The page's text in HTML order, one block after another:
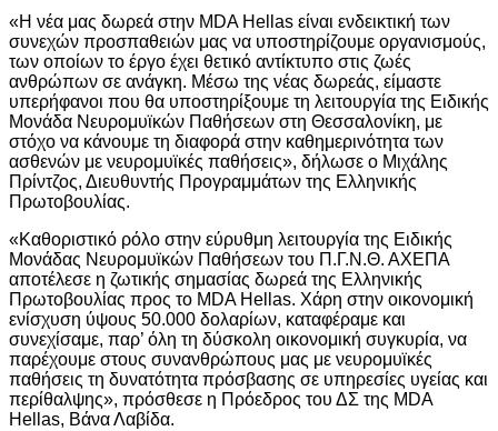
«Η νέα μας δωρεά στην MDA Hellas είναι ενδεικτική των
συνεχών προσπαθειών μας να υποστηρίζουμε οργανισμούς,
των οποίων το έργο έχει θετικό αντίκτυπο στις ζωές
ανθρώπων σε ανάγκη. Μέσω της νέας δωρεάς, είμαστε
υπερήφανοι που θα υποστηρίξουμε τη λειτουργία της Ειδικής
Μονάδα Νευρομυϊκών Παθήσεων στη Θεσσαλονίκη, με
στόχο να κάνουμε τη διαφορά στην καθημερινότητα των
ασθενών με νευρομυϊκές παθήσεις», δήλωσε ο Μιχάλης
Πρίντζος, Διευθυντής Προγραμμάτων της Ελληνικής
Πρωτοβουλίας.
«Καθοριστικό ρόλο στην εύρυθμη λειτουργία της Ειδικής
Μονάδας Νευρομυϊκών Παθήσεων του Π.Γ.Ν.Θ. ΑΧΕΠΑ
αποτέλεσε η ζωτικής σημασίας δωρεά της Ελληνικής
Πρωτοβουλίας προς το MDA Hellas. Χάρη στην οικονομική
ενίσχυση ύψους 50.000 δολαρίων, καταφέραμε και
συνεχίσαμε, παρ’ όλη τη δύσκολη οικονομική συγκυρία, να
παρέχουμε στους συνανθρώπους μας με νευρομυϊκές
παθήσεις τη δυνατότητα πρόσβασης σε υπηρεσίες υγείας και
περίθαλψης», πρόσθεσε η Πρόεδρος του ΔΣ της MDA
Hellas, Βάνα Λαβίδα.